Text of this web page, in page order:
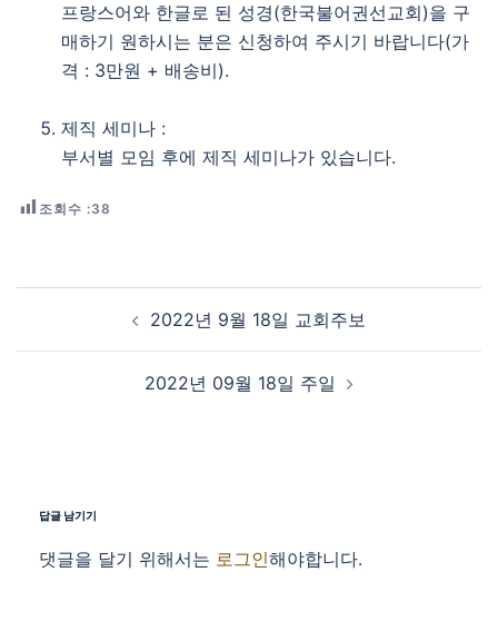
프랑스어와 한글로 된 성경(한국불어권선교회)을 구
매하기 원하시는 분은 신청하여 주시기 바랍니다(가
격 : 3만원 + 배송비).
제직 세미나 :
부서별 모임 후에 제직 세미나가 있습니다.
조회수 :38
Post navigation
2022년 9월 18일 교회주보
2022년 09월 18일 주일
답글 남기기
댓글을 달기 위해서는 로그인해야합니다.